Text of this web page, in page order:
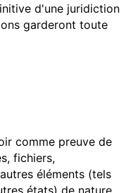
d'une juridiction
garderont toute
comme preuve de
fichiers,
éléments (tels
états) de nature